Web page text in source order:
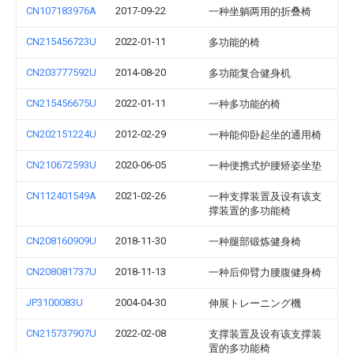
CN107183976A 2017-09-22 一种坐躺两用的折叠椅
CN215456723U 2022-01-11 多功能的椅
CN203777592U 2014-08-20 多功能复合健身机
CN215456675U 2022-01-11 一种多功能的椅
CN202151224U 2012-02-29 一种能仰卧起坐的通用椅
CN210672593U 2020-06-05 一种便携式护腰矫姿坐垫
CN112401549A 2021-02-26
一种支撑装置及设有该支
撑装置的多功能椅
CN208160909U 2018-11-30 一种腿部锻炼健身椅
CN208081737U 2018-11-13 一种后仰臂力腰腹健身椅
JP3100083U 2004-04-30 伸展トレーニング機
CN215737907U 2022-02-08
支撑装置及设有该支撑装
置的多功能椅